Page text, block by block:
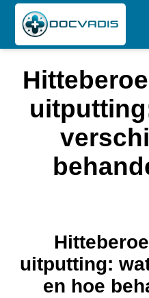
uitputting:
en hoe